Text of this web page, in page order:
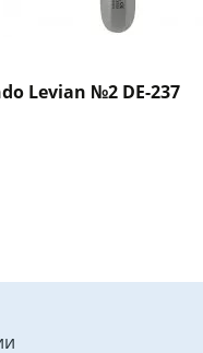
Levian №2 DE-237